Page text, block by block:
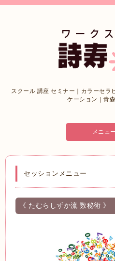
スクール 講座 セミナー｜カラーセラ
ケーション｜青
メニュー
セッションメニュー
《 たむらしずか流 数秘術 》